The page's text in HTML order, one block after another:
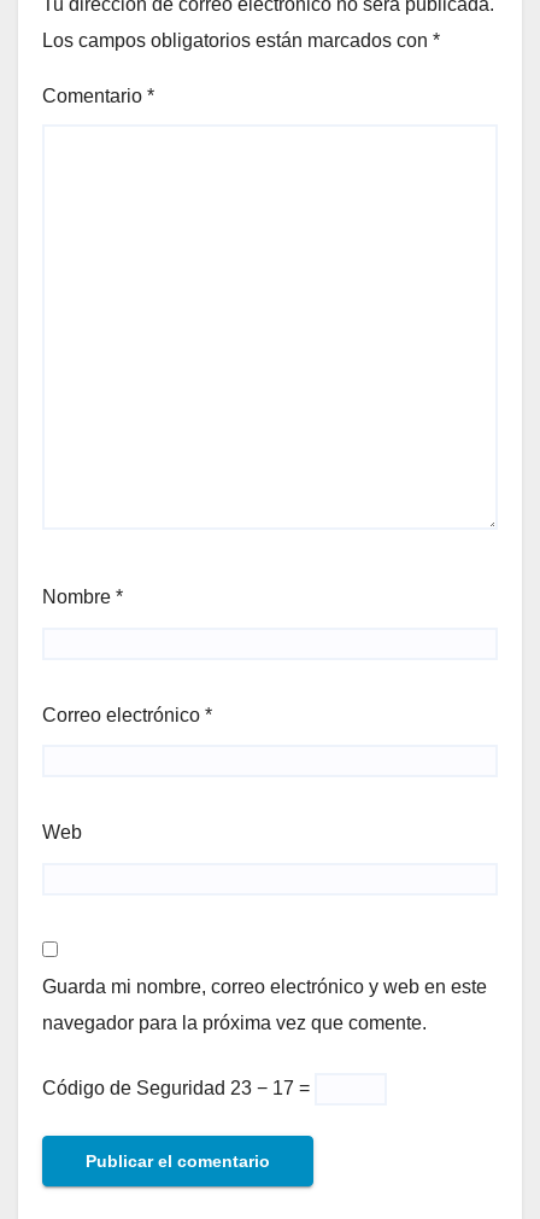
Tu dirección de correo electrónico no será publicada.
Los campos obligatorios están marcados con *
Comentario *
Nombre *
Correo electrónico *
Web
Guarda mi nombre, correo electrónico y web en este
navegador para la próxima vez que comente.
Código de Seguridad 23 − 17 =